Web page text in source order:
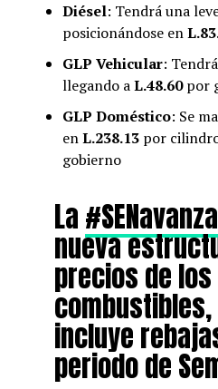
Diésel: Tendrá una
posicionándose en
GLP Vehicular:
llegando aL.48.60por
GLP Doméstico: Se
enL.238.13por
gobierno
La#SENavanza
nueva
precios de los
incluye
periodo de